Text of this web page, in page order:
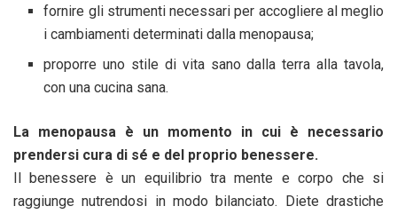
fornire gli strumenti necessari per accogliere al meglio
i cambiamenti determinati dalla menopausa;
proporre uno stile di vita sano dalla terra alla tavola,
con una cucina sana.
La menopausa è un momento in cui è necessario
prendersi cura di sé e del proprio benessere.
Il benessere è un equilibrio tra mente e corpo che si
raggiunge nutrendosi in modo bilanciato. Diete drastiche